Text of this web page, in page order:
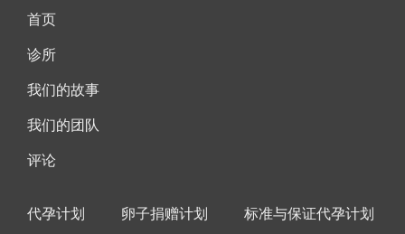
首页
诊所
我们的故事
我们的团队
评论
代孕计划 卵子捐赠计划 标准与保证代孕计划